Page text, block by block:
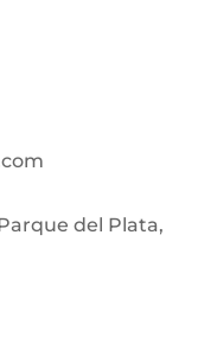
del Plata,